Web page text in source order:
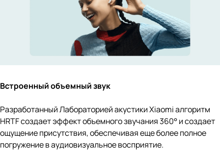
Встроенный объемный звук
Разработанный Лабораторией акустики Xiaomi алгоритм
HRTF создает эффект объемного звучания 360° и создает
ощущение присутствия, обеспечивая еще более полное
погружение в аудиовизуальное восприятие.